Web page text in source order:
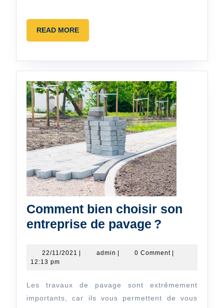
READ MOREREAD
MORE
Comment bien choisir son
entreprise de pavage ?
choisir
entreprise
de
22/11/2021 22/11/2021
| admin admin
| 0 Comment |
12:13 pm
Les travaux de pavage sont extrêmement
importants, car ils vous permettent de vous